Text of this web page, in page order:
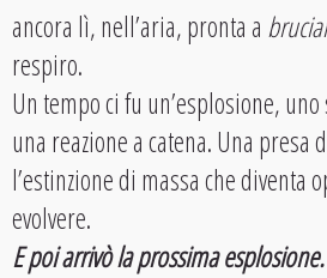
ancora lì, nell’aria, pronta a
respiro.
Un tempo ci fu un’esplosione,
una reazione a catena. Una presa
l’estinzione di massa che diventa
evolvere.
E poi arrivò la prossima esplosione.